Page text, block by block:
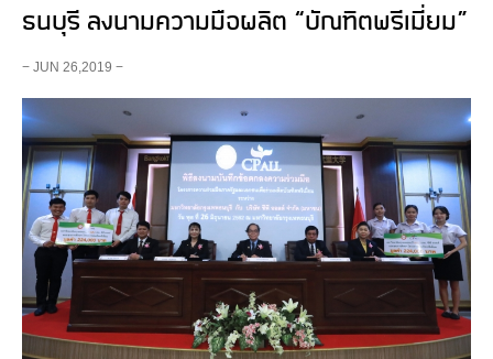
ธนบุรี ลงนามความมือผลิต “บัณฑิตพรีเมี่ยม”
− JUN 26,2019 −